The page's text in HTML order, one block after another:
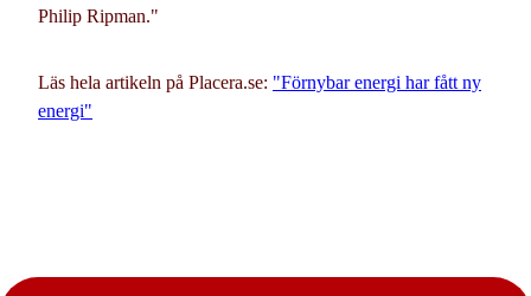
Philip Ripman."
Läs hela artikeln på Placera.se: "Förnybar energi har fått ny
energi"